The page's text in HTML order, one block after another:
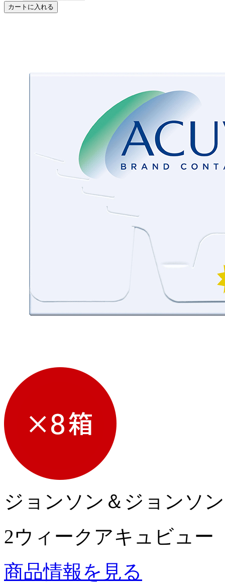
カートに入れる
ジョンソン＆ジョンソン
2ウィークアキュビュー
商品情報を見る